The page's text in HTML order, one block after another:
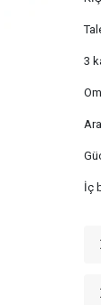
3
İç